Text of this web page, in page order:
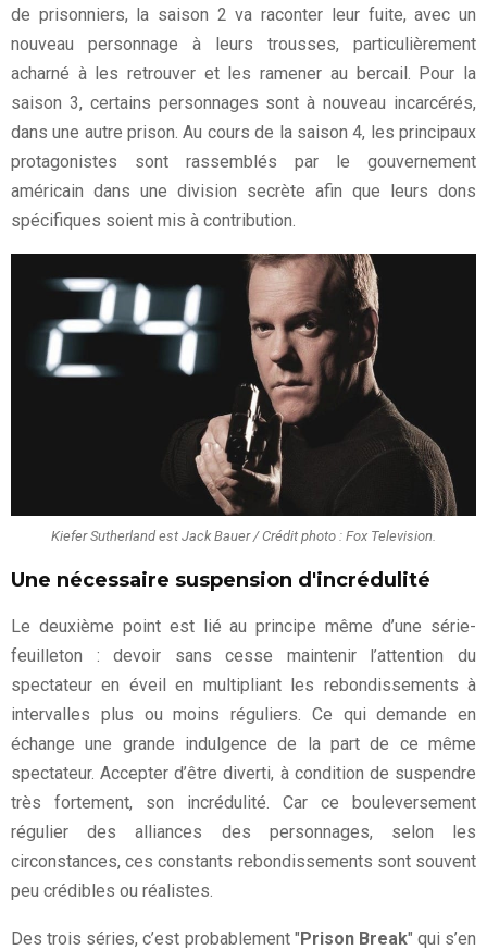
de prisonniers, la saison 2 va raconter leur fuite, avec un
nouveau personnage à leurs trousses, particulièrement
acharné à les retrouver et les ramener au bercail. Pour la
saison 3, certains personnages sont à nouveau incarcérés,
dans une autre prison. Au cours de la saison 4, les principaux
protagonistes sont rassemblés par le gouvernement
américain dans une division secrète afin que leurs dons
spécifiques soient mis à contribution.
Kiefer Sutherland est Jack Bauer / Crédit photo : Fox Television.
Une nécessaire suspension d'incrédulité
Le deuxième point est lié au principe même d’une série-
feuilleton : devoir sans cesse maintenir l’attention du
spectateur en éveil en multipliant les rebondissements à
intervalles plus ou moins réguliers. Ce qui demande en
échange une grande indulgence de la part de ce même
spectateur. Accepter d’être diverti, à condition de suspendre
très fortement, son incrédulité. Car ce bouleversement
régulier des alliances des personnages, selon les
circonstances, ces constants rebondissements sont souvent
peu crédibles ou réalistes.
Des trois séries, c’est probablement "Prison Break" qui s’en